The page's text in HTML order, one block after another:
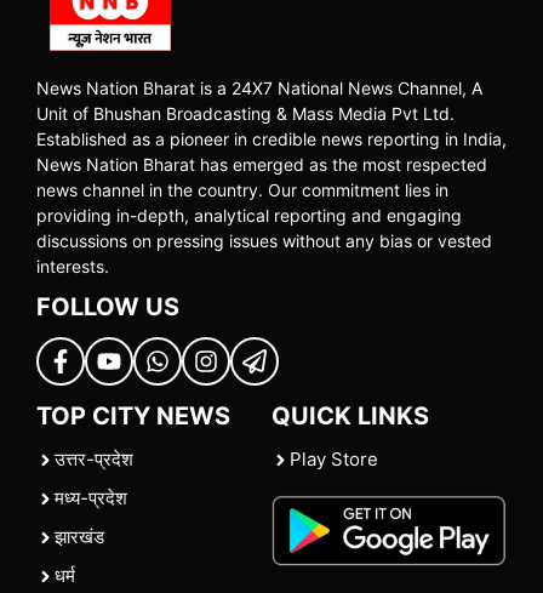
News Nation Bharat is a 24X7 National News Channel, A
Unit of Bhushan Broadcasting & Mass Media Pvt Ltd.
Established as a pioneer in credible news reporting in India,
News Nation Bharat has emerged as the most respected
news channel in the country. Our commitment lies in
providing in-depth, analytical reporting and engaging
discussions on pressing issues without any bias or vested
interests.
FOLLOW US
TOP CITY NEWS
उत्तर-प्रदेश
मध्य-प्रदेश
झारखंड
धर्म
QUICK LINKS
Play Store